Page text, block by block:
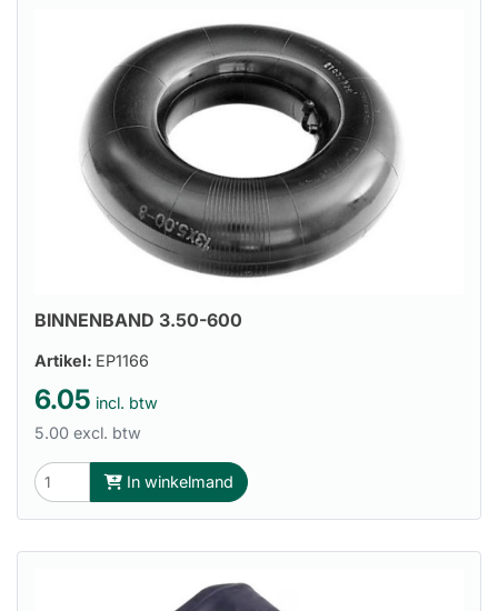
BINNENBAND 3.50-600
Artikel: EP1166
6.05 incl. btw
5.00 excl. btw
In winkelmand